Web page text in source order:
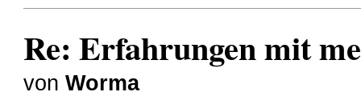
Re: Erfahrungen mit
vonWorma